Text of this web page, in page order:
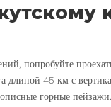
попробуйте
длиной 45 км с
горные пейзажи.